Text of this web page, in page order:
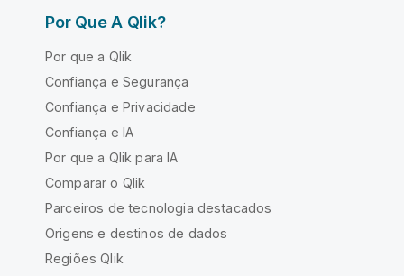
Por Que A Qlik?
Por que a Qlik
Confiança e Segurança
Confiança e Privacidade
Confiança e IA
Por que a Qlik para IA
Comparar o Qlik
Parceiros de tecnologia destacados
Origens e destinos de dados
Regiões Qlik